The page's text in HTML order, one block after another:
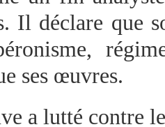
Il déclare que
ses œuvres.
a lutté contre